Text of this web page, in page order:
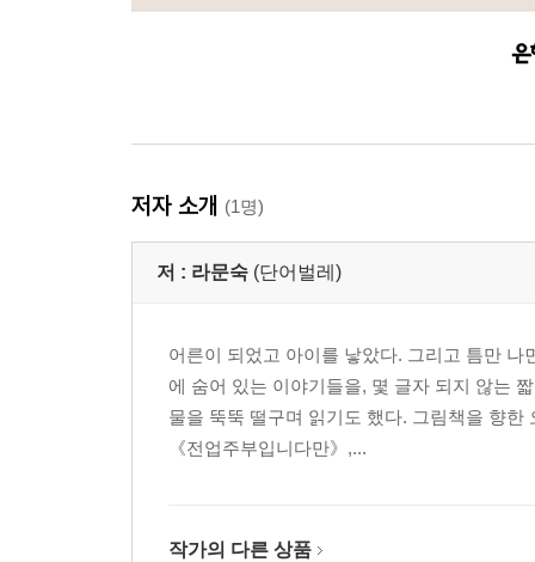
저자 소개 (1명)
저 : 라문숙 (단어벌레)
어른이 되었고 아이를 낳았다. 그리고 틈만
에 숨어 있는 이야기들을, 몇 글자 되지 않는
물을 뚝뚝 떨구며 읽기도 했다. 그림책을 향
《전업주부입니다만》,...
작가의 다른 상품